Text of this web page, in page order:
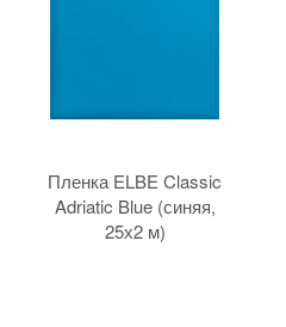
Пленка ELBE Classic
Adriatic Blue (синяя,
25х2 м)